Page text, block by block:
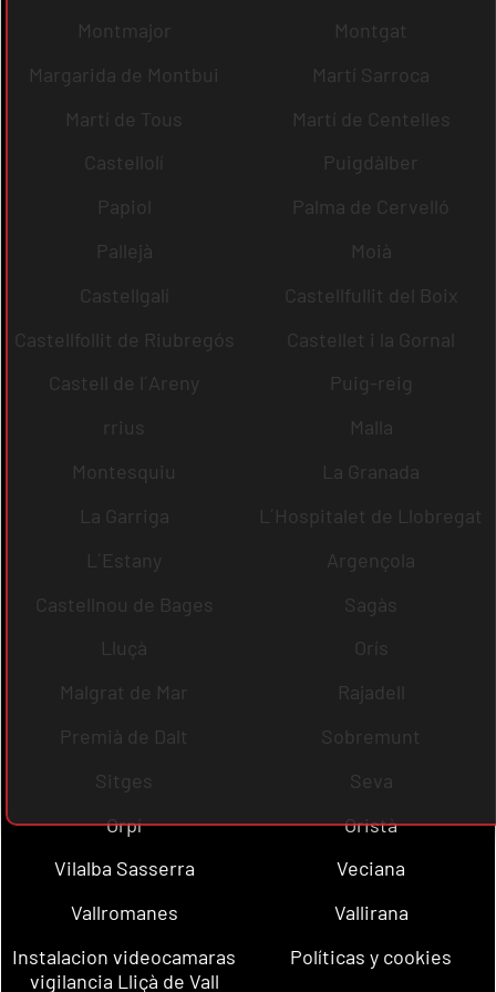
Montmajor
Montgat
Margarida de Montbui
Martí Sarroca
Martí de Tous
Martí de Centelles
Castellolí
Puigdàlber
Papiol
Palma de Cervelló
Pallejà
Moià
Castellgalí
Castellfullit del Boix
Castellfollit de Riubregós
Castellet i la Gornal
Castell de l´Areny
Puig-reig
rrius
Malla
Montesquiu
La Granada
La Garriga
L´Hospitalet de Llobregat
L´Estany
Argençola
Castellnou de Bages
Sagàs
Lluçà
Orís
Malgrat de Mar
Rajadell
Premià de Dalt
Sobremunt
Sitges
Seva
Orpí
Oristà
Vilalba Sasserra
Veciana
Vallromanes
Vallirana
Instalacion videocamaras
vigilancia Lliçà de Vall
Políticas y cookies